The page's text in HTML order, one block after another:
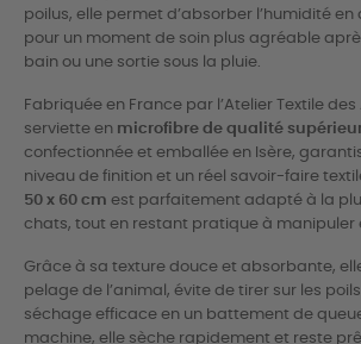
poilus, elle permet d’absorber l’humidité en
pour un moment de soin plus agréable
bain ou une sortie sous la pluie.
Fabriquée en France par l’Atelier Textile
serviette en microfibre de qualité
confectionnée et emballée en Isère,
niveau de finition et un réel savoir-faire
50 x 60 cm est parfaitement adapté à la
chats, tout en restant pratique à manipuler
Grâce à sa texture douce et absorbante,
pelage de l’animal, évite de tirer sur les
séchage efficace en un battement de
machine, elle sèche rapidement et reste